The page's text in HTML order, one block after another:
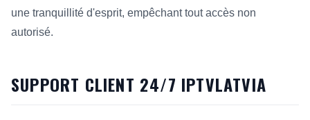
une tranquillité d'esprit, empêchant tout accès non
autorisé.
SUPPORT CLIENT 24/7 IPTVLATVIA